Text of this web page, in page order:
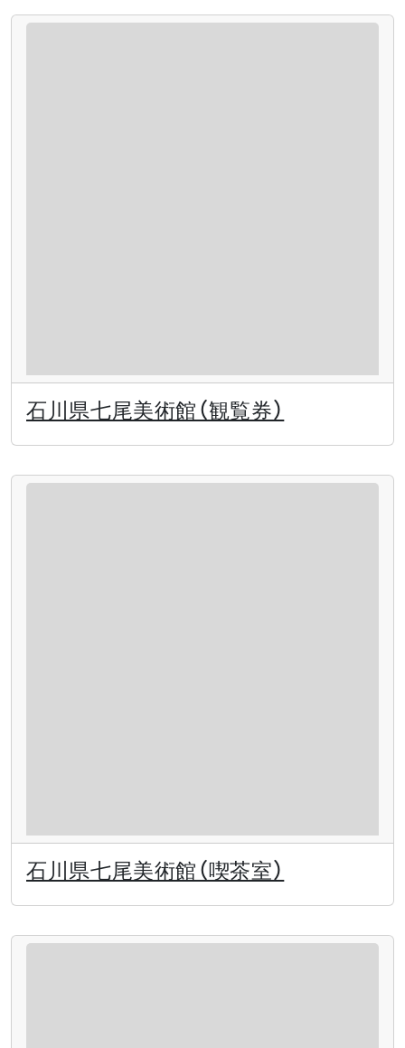
石川県七尾美術館（観覧券）
石川県七尾美術館（喫茶室）